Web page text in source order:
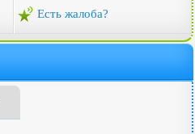
Есть жалоба?